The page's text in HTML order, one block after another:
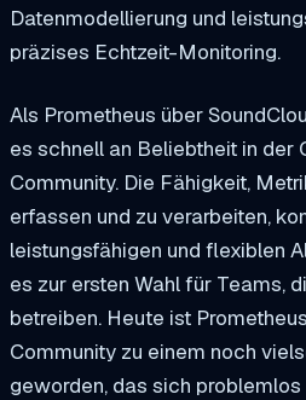
Datenmodellierung und
präzises Echtzeit-Monitoring.
Als Prometheus über
es schnell an Beliebtheit in der
Community. Die Fähigkeit,
erfassen und zu verarbeiten,
leistungsfähigen und flexiblen
es zur ersten Wahl für Teams,
betreiben. Heute ist
Community zu einem noch
geworden, das sich